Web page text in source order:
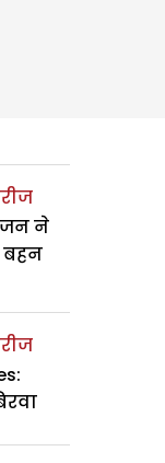
ने
बहन